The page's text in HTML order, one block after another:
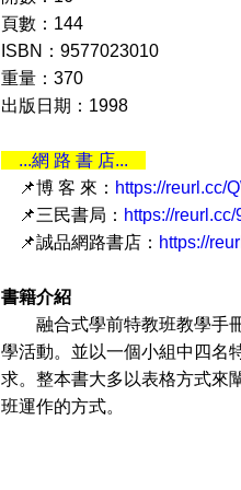
頁數：144
ISBN：9577023010
重量：370
出版日期：1998
...網 路 書 店...
📌博 客 來： https://reurl.cc/
📌三民書局： https://
📌誠品網路書店： https://
書籍介紹
融合式學前特教班教學手冊
學活動。並以一個小組中四名
求。整本書大多以表格方式來
班運作的方式。